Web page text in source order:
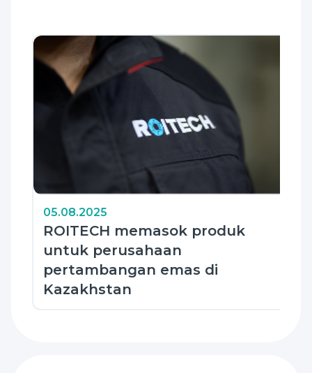
05.08.2025
ROITECH memasok produk
untuk perusahaan
pertambangan emas di
Kazakhstan